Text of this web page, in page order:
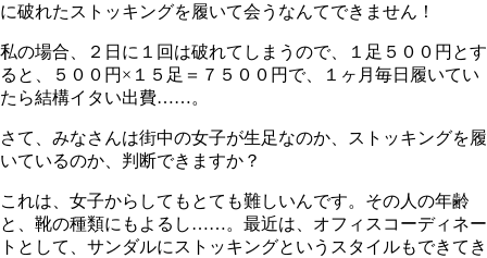
に破れたストッキングを履いて会うなんてできません！
私の場合、２日に１回は破れてしまうので、１足５００円とす
ると、５００円×１５足＝７５００円で、１ヶ月毎日履いてい
たら結構イタい出費……。
さて、みなさんは街中の女子が生足なのか、ストッキングを履
いているのか、判断できますか？
これは、女子からしてもとても難しいんです。その人の年齢
と、靴の種類にもよるし……。最近は、オフィスコーディネー
トとして、サンダルにストッキングというスタイルもできてき